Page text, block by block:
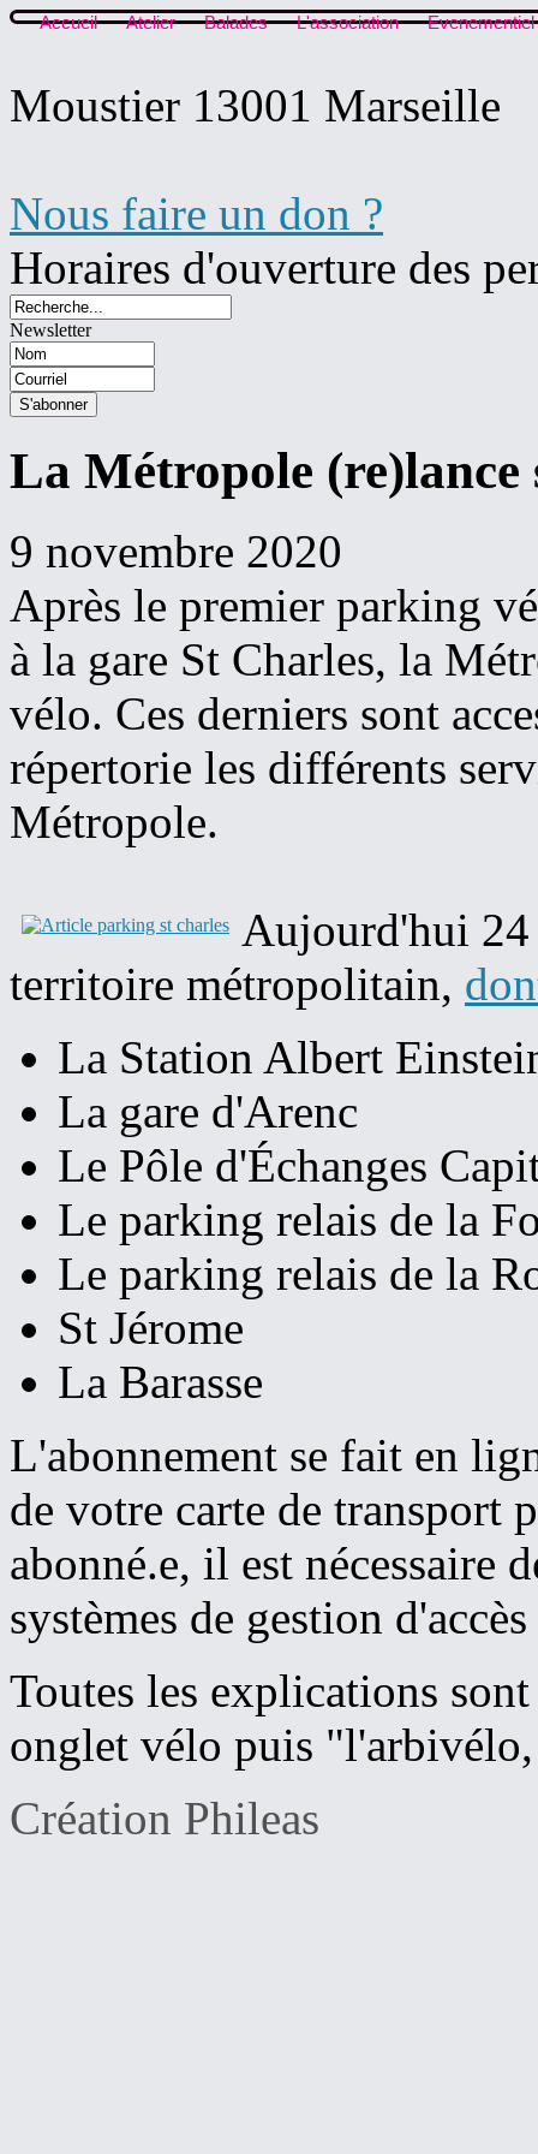
Accueil Atelier Balades L'association Evenementiel
Moustier 13001 Marseille
Nous faire un don ?
Horaires d'ouverture des
Newsletter
La Métropole
9 novembre 2020
Après le premier parking
à la gare St Charles, la
vélo. Ces derniers sont
répertorie les différents
Métropole.
Aujourd'hui 24
territoire métropolitain,
La Station Albert
La gare d'Arenc
Le Pôle d'Échanges
Le parking relais de la
Le parking relais de la
St Jérome
La Barasse
L'abonnement se fait en
de votre carte de transport
abonné.e, il est nécessaire
systèmes de gestion
Toutes les explications
onglet vélo puis
Création Phileas